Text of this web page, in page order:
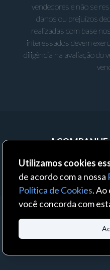
vendedores e não se
danos ou prejuízos
realizadas com base
interessados devem
diligência na avaliação do
ACOMPANHE
Utilizamos cookies
de acordo com a nossa
Política de Cookies.
você concorda com